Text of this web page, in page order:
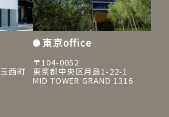
西町
東京office
〒104-0052
東京都中央区月島1-22-1
MID TOWER GRAND 1316